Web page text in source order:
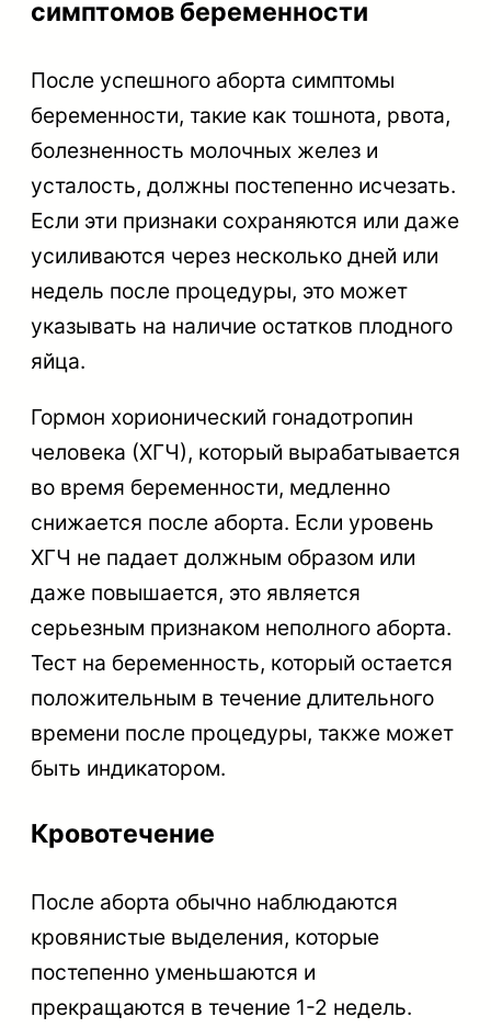
симптомов беременности
После успешного аборта симптомы
беременности, такие как тошнота, рвота,
болезненность молочных желез и
усталость, должны постепенно исчезать.
Если эти признаки сохраняются или даже
усиливаются через несколько дней или
недель после процедуры, это может
указывать на наличие остатков плодного
яйца.
Гормон хорионический гонадотропин
человека (ХГЧ), который вырабатывается
во время беременности, медленно
снижается после аборта. Если уровень
ХГЧ не падает должным образом или
даже повышается, это является
серьезным признаком неполного аборта.
Тест на беременность, который остается
положительным в течение длительного
времени после процедуры, также может
быть индикатором.
Кровотечение
После аборта обычно наблюдаются
кровянистые выделения, которые
постепенно уменьшаются и
прекращаются в течение 1-2 недель.